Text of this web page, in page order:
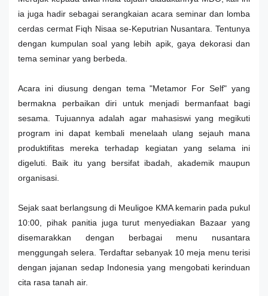
ia juga hadir sebagai serangkaian acara seminar dan lomba
cerdas cermat Fiqh Nisaa se-Keputrian Nusantara. Tentunya
dengan kumpulan soal yang lebih apik, gaya dekorasi dan
tema seminar yang berbeda.
Acara ini diusung dengan tema "Metamor For Self" yang
bermakna perbaikan diri untuk menjadi bermanfaat bagi
sesama. Tujuannya adalah agar mahasiswi yang megikuti
program ini dapat kembali menelaah ulang sejauh mana
produktifitas mereka terhadap kegiatan yang selama ini
digeluti. Baik itu yang bersifat ibadah, akademik maupun
organisasi.
Sejak saat berlangsung di Meuligoe KMA kemarin pada pukul
10:00, pihak panitia juga turut menyediakan Bazaar yang
disemarakkan dengan berbagai menu nusantara
menggungah selera. Terdaftar sebanyak 10 meja menu terisi
dengan jajanan sedap Indonesia yang mengobati kerinduan
cita rasa tanah air.